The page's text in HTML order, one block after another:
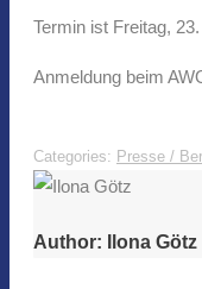
Termin ist Freitag,
Anmeldung beim
Categories: Presse /
Author: Ilona Götz